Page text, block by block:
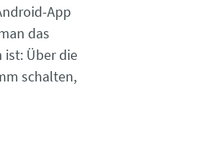
App
das
ist: Über die
schalten,